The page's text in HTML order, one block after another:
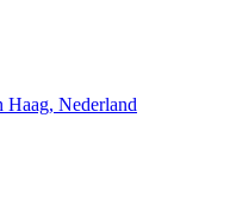
Nederland